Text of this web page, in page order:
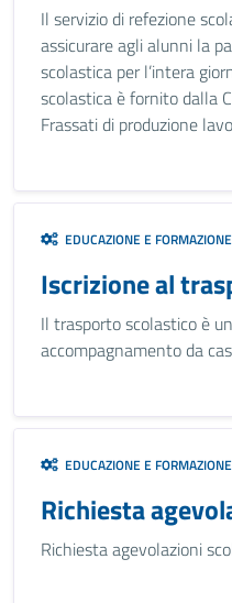
Il servizio di refezione
assicurare agli alunni la
scolastica per l’intera
scolastica è fornito dalla
Frassati di produzione
EDUCAZIONE E FORMAZIONE
Iscrizione al
Il trasporto scolastico è
accompagnamento da
EDUCAZIONE E FORMAZIONE
Richiesta
Richiesta agevolazioni